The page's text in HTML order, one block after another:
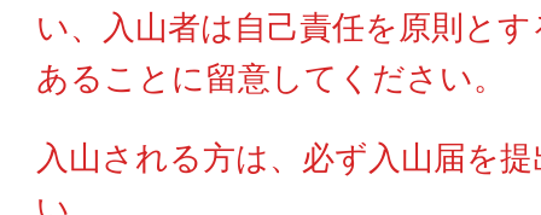
い、入山者は自己責任を原則と
あることに留意してください。
入山される方は、必ず入山届を